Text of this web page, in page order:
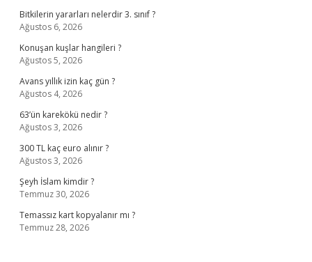
Bitkilerin yararları nelerdir 3. sınıf ?
Ağustos 6, 2026
Konuşan kuşlar hangileri ?
Ağustos 5, 2026
Avans yıllık izin kaç gün ?
Ağustos 4, 2026
63’ün karekökü nedir ?
Ağustos 3, 2026
300 TL kaç euro alınır ?
Ağustos 3, 2026
Şeyh İslam kimdir ?
Temmuz 30, 2026
Temassız kart kopyalanır mı ?
Temmuz 28, 2026